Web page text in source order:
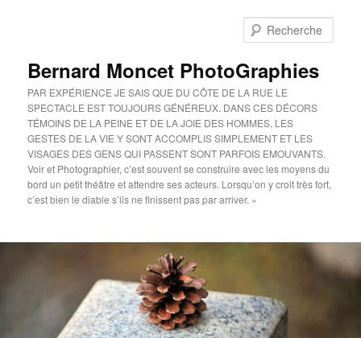
Bernard Moncet PhotoGraphies
PAR EXPÉRIENCE JE SAIS QUE DU CÔTE DE LA RUE LE
SPECTACLE EST TOUJOURS GÉNÉREUX. DANS CES DÉCORS
TÉMOINS DE LA PEINE ET DE LA JOIE DES HOMMES, LES
GESTES DE LA VIE Y SONT ACCOMPLIS SIMPLEMENT ET LES
VISAGES DES GENS QUI PASSENT SONT PARFOIS EMOUVANTS.
Voir et Photographier, c’est souvent se construire avec les moyens du
bord un petit théâtre et attendre ses acteurs. Lorsqu’on y croit très fort,
c’est bien le diable s’ils ne finissent pas par arriver. »